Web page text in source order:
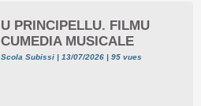
U PRINCIPELLU. FILMU
CUMEDIA MUSICALE
Scola Subissi | 13/07/2026 | 95 vues